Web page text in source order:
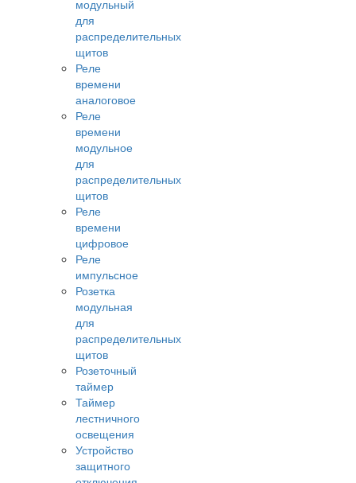
модульный
для
распределительных
щитов
Реле
времени
аналоговое
Реле
времени
модульное
для
распределительных
щитов
Реле
времени
цифровое
Реле
импульсное
Розетка
модульная
для
распределительных
щитов
Розеточный
таймер
Таймер
лестничного
освещения
Устройство
защитного